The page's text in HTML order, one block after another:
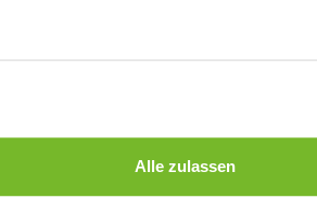
Alle zulassen
hinaus haben wir einen
Ihres Browsers tun. Nutzen Sie
Hilfefunktion Ihres Browsers,